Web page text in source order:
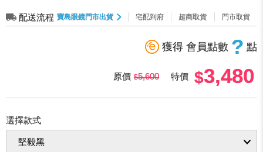
配送流程 寶島眼鏡門市出貨 宅配到府 超商取貨 門市取貨
獲得 會員點數 ? 點
原價 5,600 特價 3,480
選擇款式